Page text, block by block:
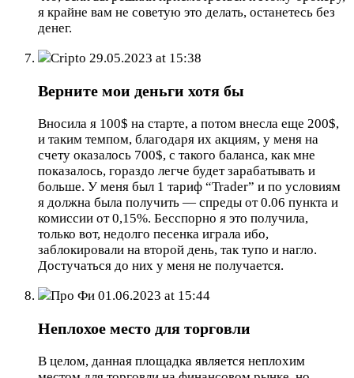
я крайне вам не советую это делать, останетесь без
денег.
Cripto 29.05.2023 at 15:38
Верните мои деньги хотя бы
Вносила я 100$ на старте, а потом внесла еще 200$,
и таким темпом, благодаря их акциям, у меня на
счету оказалось 700$, с такого баланса, как мне
показалось, гораздо легче будет зарабатывать и
больше. У меня был 1 тариф “Trader” и по условиям
я должна была получить — спреды от 0.06 пункта и
комиссии от 0,15%. Бесспорно я это получила,
только вот, недолго песенка играла ибо,
заблокировали на второй день, так тупо и нагло.
Достучаться до них у меня не получается.
Про Фи 01.06.2023 at 15:44
Неплохое место для торговли
В целом, данная площадка является неплохим